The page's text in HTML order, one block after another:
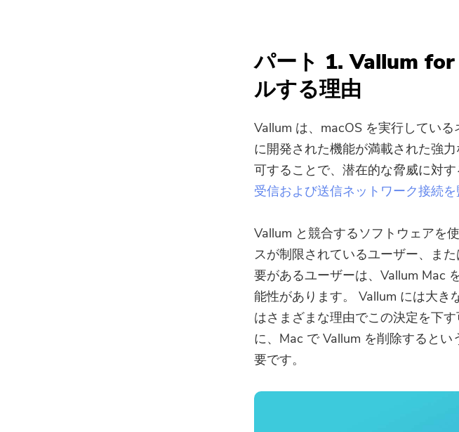
パート 1. Vallum
ルする理由
Vallum は、macOS を実行してい
に開発された機能が満載された強
可することで、潜在的な脅威に対
受信および送信ネットワーク接続
Vallum と競合するソフトウェアを
スが制限されているユーザー、ま
要があるユーザーは、Vallum Mac
能性があります。 Vallum には大き
はさまざまな理由でこの決定を下
に、Mac で Vallum を削除すると
要です。